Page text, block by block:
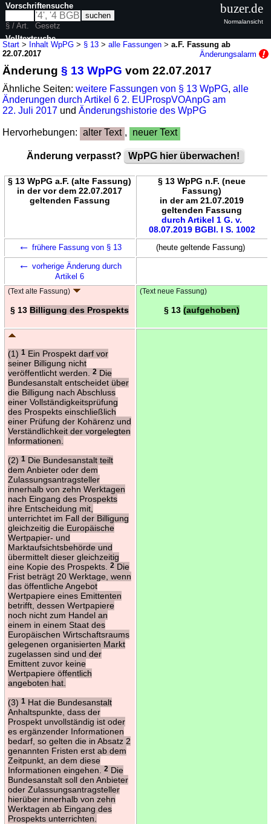
Start > Inhalt WpPG > § 13 >alle Fassungen >a.F. Fassung ab
22.07.2017
Änderungsalarm
Änderung§ 13 WpPG vom 22.07.2017
Ähnliche Seiten:weitere Fassungen von § 13 WpPG,alle
Änderungen durch Artikel 6 2. EUProspVOAnpG am
22. Juli 2017 undÄnderungshistorie des WpPG
Hervorhebungen: alter Text , neuer Text
Änderung verpasst? WpPG hier überwachen!
§ 13 WpPG a.F. (alte Fassung)
in der vor dem 22.07.2017
geltenden Fassung
§ 13 WpPG n.F. (neue
Fassung)
in der am 21.07.2019
geltenden Fassung
durch Artikel 1 G. v.
08.07.2019 BGBl. I S. 1002
← frühere Fassung von § 13 (heute geltende Fassung)
← vorherige Änderung durch
Artikel 6
(Text alte Fassung)
§ 13 Billigung des Prospekts
(Text neue Fassung)
§ 13 (aufgehoben)
(1) 1Ein Prospekt darf vor
seiner Billigung nicht
veröffentlicht werden.
2Die
Bundesanstalt entscheidet über
die Billigung nach Abschluss
einer Vollständigkeitsprüfung
des Prospekts einschließlich
einer Prüfung der Kohärenz und
Verständlichkeit der vorgelegten
Informationen.
(2) 1Die Bundesanstalt teilt
dem Anbieter oder dem
Zulassungsantragsteller
innerhalb von zehn Werktagen
nach Eingang des Prospekts
ihre Entscheidung mit,
unterrichtet im Fall der Billigung
gleichzeitig die Europäische
Wertpapier- und
Marktaufsichtsbehörde und
übermittelt dieser gleichzeitig
eine Kopie des Prospekts.
2Die
Frist beträgt 20 Werktage, wenn
das öffentliche Angebot
Wertpapiere eines Emittenten
betrifft, dessen Wertpapiere
noch nicht zum Handel an
einem in einem Staat des
Europäischen Wirtschaftsraums
gelegenen organisierten Markt
zugelassen sind und der
Emittent zuvor keine
Wertpapiere öffentlich
angeboten hat.
(3) 1Hat die Bundesanstalt
Anhaltspunkte, dass der
Prospekt unvollständig ist oder
es ergänzender Informationen
bedarf, so gelten die in Absatz 2
genannten Fristen erst ab dem
Zeitpunkt, an dem diese
Informationen eingehen.
2Die
Bundesanstalt soll den Anbieter
oder Zulassungsantragsteller
hierüber innerhalb von zehn
Werktagen ab Eingang des
Prospekts unterrichten.
Vorschriftensuche
§ / Art.
Gesetz
Volltextsuche
buzer.de
Normalansicht